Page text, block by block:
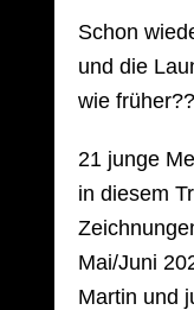
Schon
und die
wie
21 junge
in diesem
Mai/Juni
Martin und